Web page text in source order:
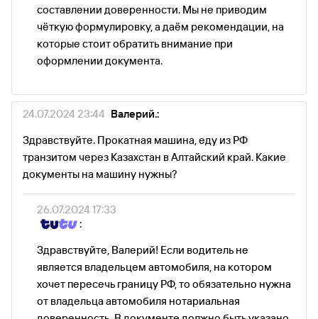
составлении доверенности. Мы не приводим
чёткую формулировку, а даём рекомендации, на
которые стоит обратить внимание при
оформлении документа.
24.07.2024 23:44 Валерий.:
Здравствуйте. Прокатная машина, еду из РФ
транзитом через Казахстан в Алтайский край. Какие
документы на машину нужны?
26.07.2024 17:33
:
Здравствуйте, Валерий! Если водитель не
является владельцем автомобиля, на котором
хочет пересечь границу РФ, то обязательно нужна
от владельца автомобиля нотариальная